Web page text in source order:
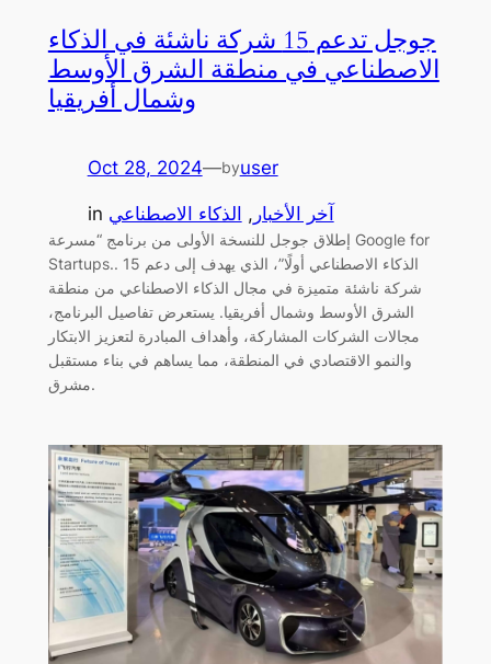
جوجل تدعم 15 شركة ناشئة في الذكاء
الاصطناعي في منطقة الشرق الأوسط
وشمال أفريقيا
Oct 28, 2024—byuser
in آخر الأخبار , الذكاء الاصطناعي
إطلاق جوجل للنسخة الأولى من برنامج “مسرعة Google for
Startups.. الذكاء الاصطناعي أولًا”، الذي يهدف إلى دعم 15
شركة ناشئة متميزة في مجال الذكاء الاصطناعي من منطقة
الشرق الأوسط وشمال أفريقيا. يستعرض تفاصيل البرنامج،
مجالات الشركات المشاركة، وأهداف المبادرة لتعزيز الابتكار
والنمو الاقتصادي في المنطقة، مما يساهم في بناء مستقبل
مشرق.